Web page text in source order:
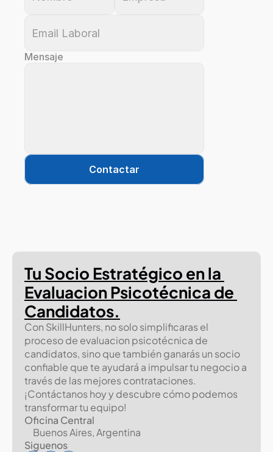
Mensaje
Contactar
Tu Socio Estratégico en la
Evaluacion Psicotécnica de
Candidatos.
Con SkillHunters, no solo simplificaras el
proceso de evaluacion psicotécnica de
candidatos, sino que también ganarás un socio
confiable que te ayudará a impulsar tu negocio a
través de las mejores contrataciones.
¡Contáctanos hoy y descubre cómo podemos
transformar tu equipo!
Oficina Central
Buenos Aires, Argentina
Siguenos